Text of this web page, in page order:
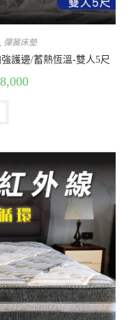
, 彈簧床墊
護邊/蓄熱恆溫-雙人5尺